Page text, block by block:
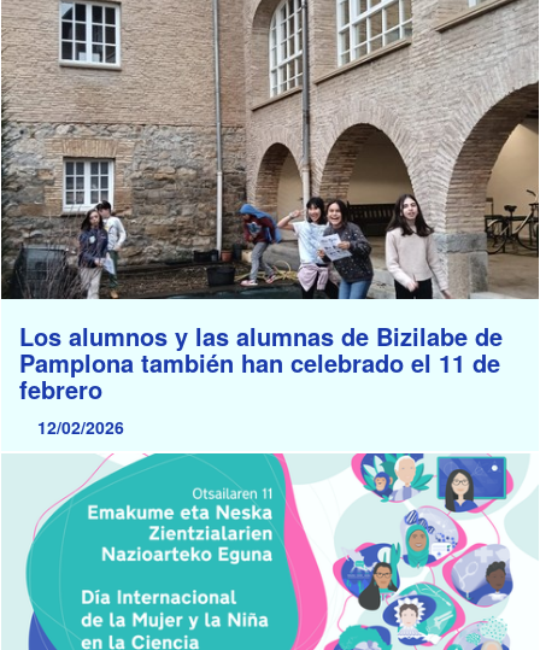
Los alumnos y las alumnas de Bizilabe de
Pamplona también han celebrado el 11 de
febrero
12/02/2026